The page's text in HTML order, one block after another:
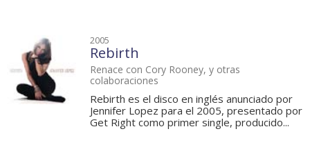
2005
Rebirth
Renace con Cory Rooney, y otras
colaboraciones
Rebirth es el disco en inglés anunciado por
Jennifer Lopez para el 2005, presentado por
Get Right como primer single, producido...